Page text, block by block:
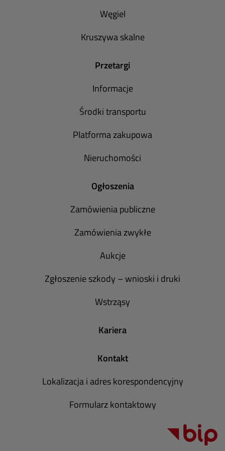
Węgiel
Kruszywa skalne
Przetargi
Informacje
Środki transportu
Platforma zakupowa
Nieruchomości
Ogłoszenia
Zamówienia publiczne
Zamówienia zwykłe
Aukcje
Zgłoszenie szkody – wnioski i druki
Wstrząsy
Kariera
Kontakt
Lokalizacja i adres korespondencyjny
Formularz kontaktowy